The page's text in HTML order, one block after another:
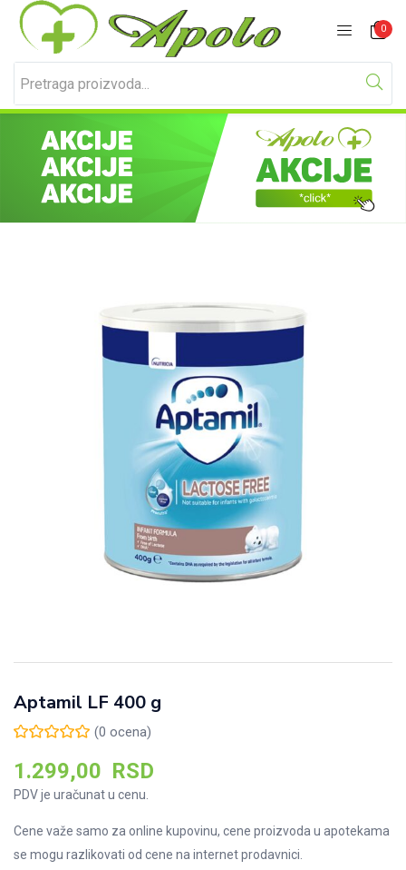
0
Prijavite se Registracija
Unesite svoje korisničko ime i lozinku za prijavu.
Aptamil LF 400 g
(0 ocena)
1.299,00 RSD
PDV je uračunat u cenu.
Cene važe samo za online kupovinu, cene proizvoda u apotekama
se mogu razlikovati od cene na internet prodavnici.